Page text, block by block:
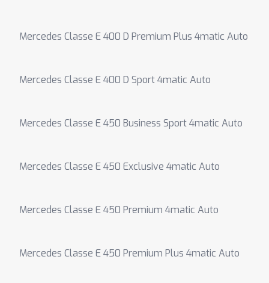
Mercedes Classe E 400 D Premium Plus 4matic Auto
Mercedes Classe E 400 D Sport 4matic Auto
Mercedes Classe E 450 Business Sport 4matic Auto
Mercedes Classe E 450 Exclusive 4matic Auto
Mercedes Classe E 450 Premium 4matic Auto
Mercedes Classe E 450 Premium Plus 4matic Auto